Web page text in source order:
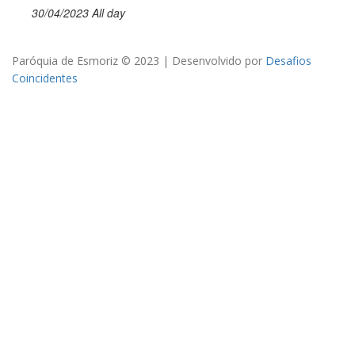
30/04/2023 All day
Paróquia de Esmoriz © 2023 | Desenvolvido por Desafios
Coincidentes